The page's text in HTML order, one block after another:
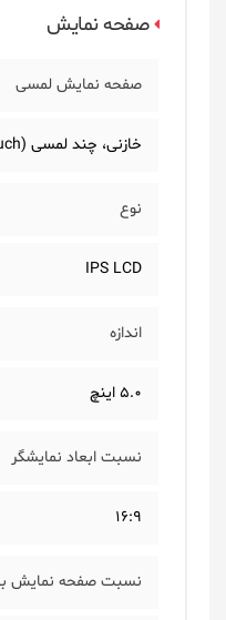
صفحه نمایش
صفحه نمایش لمسی
خازنی، چند لمسی (Multi Touch)
نوع
IPS LCD
اندازه
5.0 اینچ
نسبت ابعاد نمایشگر
16:9
نسبت صفحه نمایش